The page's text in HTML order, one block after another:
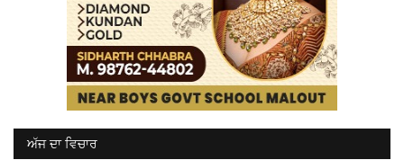
ਅੱਜ ਦਾ ਵਿਚਾਰ